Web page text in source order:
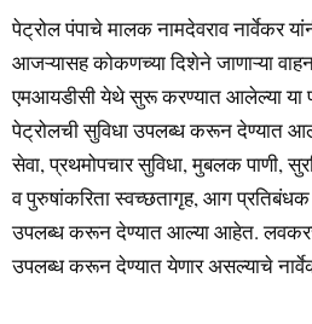
पेट्रोल पंपाचे मालक नामदेवराव नार्वेकर
आजऱ्यासह कोकणच्या दिशेने जाणाऱ्या
एमआयडीसी येथे सुरू करण्यात आलेल्या या
पेट्रोलची सुविधा उपलब्ध करून देण्यात
सेवा, प्रथमोपचार सुविधा, मुबलक पाणी,
व पुरुषांकरिता स्वच्छतागृह, आग प्रतिबंधक
उपलब्ध करून देण्यात आल्या आहेत.
उपलब्ध करून देण्यात येणार असल्याचे